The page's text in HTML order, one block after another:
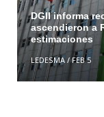
DGII informa
ascendieron a
estimaciones
LEDESMA/FEB 5